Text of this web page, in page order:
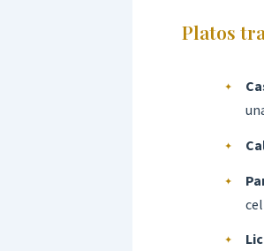
Platos